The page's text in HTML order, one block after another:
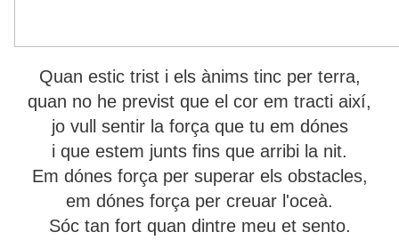
Quan estic trist i els ànims tinc per terra,
quan no he previst que el cor em tracti així,
jo vull sentir la força que tu em dónes
i que estem junts fins que arribi la nit.
Em dónes força per superar els obstacles,
em dónes força per creuar l'oceà.
Sóc tan fort quan dintre meu et sento.